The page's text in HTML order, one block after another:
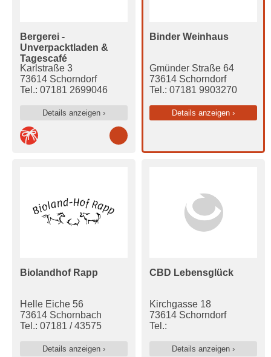
Bergerei -
Unverpacktladen &
Tagescafé
Karlstraße 3
73614 Schorndorf
Tel.: 07181 2699046
Details anzeigen ›
Binder Weinhaus
Gmünder Straße 64
73614 Schorndorf
Tel.: 07181 9903270
Details anzeigen ›
Biolandhof Rapp
Helle Eiche 56
73614 Schornbach
Tel.: 07181 / 43575
Details anzeigen ›
CBD Lebensglück
Kirchgasse 18
73614 Schorndorf
Tel.:
Details anzeigen ›